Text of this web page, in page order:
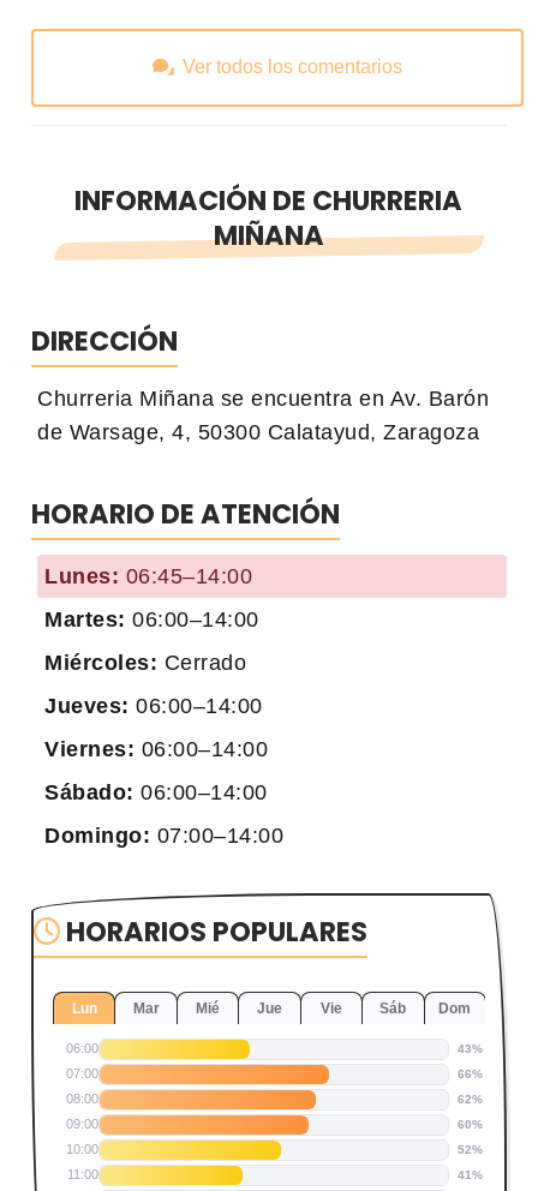
Ver todos los comentarios
INFORMACIÓN DE CHURRERIA
MIÑANA
DIRECCIÓN
Churreria Miñana se encuentra en Av. Barón
de Warsage, 4, 50300 Calatayud, Zaragoza
HORARIO DE ATENCIÓN
Lunes: 06:45–14:00
Martes: 06:00–14:00
Miércoles: Cerrado
Jueves: 06:00–14:00
Viernes: 06:00–14:00
Sábado: 06:00–14:00
Domingo: 07:00–14:00
HORARIOS POPULARES
Lun Mar Mié Jue Vie Sáb Dom
06:00 43%
07:00 66%
08:00 62%
09:00 60%
10:00 52%
11:00 41%